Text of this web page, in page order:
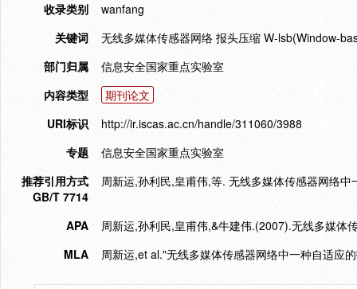
收录类别
wanfang
关键词
无线多媒体传感器网络 报头压缩 W-lsb(Window-
部门归属
信息安全国家重点实验室
内容类型
期刊论文
URI标识
http://ir.iscas.ac.cn/handle/311060/3988
专题
信息安全国家重点实验室
推荐引用方式
GB/T 7714
周新运,孙利民,皇甫伟,等. 无线多媒体传感器网络
APA
周新运,孙利民,皇甫伟,&牛建伟.(2007).无线多媒体
MLA
周新运,et al."无线多媒体传感器网络中一种自适应